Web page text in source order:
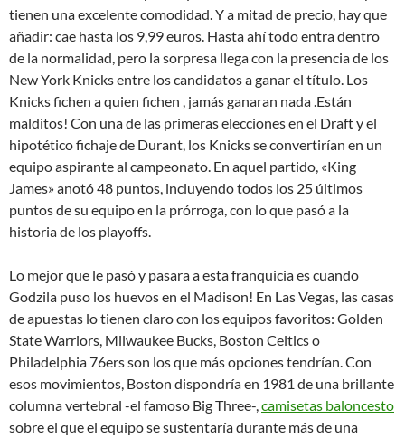
tienen una excelente comodidad. Y a mitad de precio, hay que
añadir: cae hasta los 9,99 euros. Hasta ahí todo entra dentro
de la normalidad, pero la sorpresa llega con la presencia de los
New York Knicks entre los candidatos a ganar el título. Los
Knicks fichen a quien fichen , jamás ganaran nada .Están
malditos! Con una de las primeras elecciones en el Draft y el
hipotético fichaje de Durant, los Knicks se convertirían en un
equipo aspirante al campeonato. En aquel partido, «King
James» anotó 48 puntos, incluyendo todos los 25 últimos
puntos de su equipo en la prórroga, con lo que pasó a la
historia de los playoffs.
Lo mejor que le pasó y pasara a esta franquicia es cuando
Godzila puso los huevos en el Madison! En Las Vegas, las casas
de apuestas lo tienen claro con los equipos favoritos: Golden
State Warriors, Milwaukee Bucks, Boston Celtics o
Philadelphia 76ers son los que más opciones tendrían. Con
esos movimientos, Boston dispondría en 1981 de una brillante
columna vertebral -el famoso Big Three-, camisetas baloncesto
sobre el que el equipo se sustentaría durante más de una